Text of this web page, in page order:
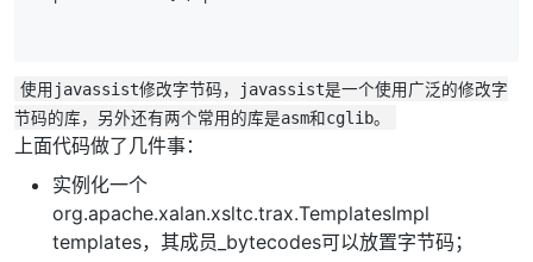
使用javassist修改字节码，javassist是一个使用广泛的修改字
节码的库，另外还有两个常用的库是asm和cglib。
上面代码做了几件事：
实例化一个
org.apache.xalan.xsltc.trax.TemplatesImpl
templates，其成员_bytecodes可以放置字节码；